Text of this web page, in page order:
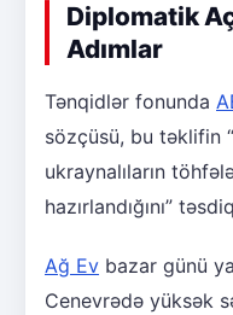
Diplomatik
Adımlar
Tənqidlər fonunda
sözçüsü, bu təklifin
ukraynalıların
hazırlandığını”
Ağ Ev bazar günü
Cenevrədə yüksək